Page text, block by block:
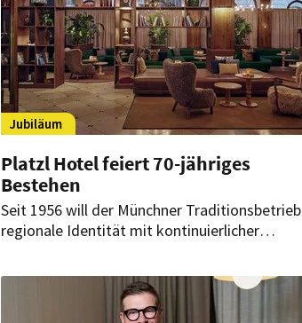
Jubiläum
Platzl Hotel feiert 70-jähriges
Bestehen
Seit 1956 will der Münchner Traditionsbetrieb
regionale Identität mit kontinuierlicher
Modernisierungen und der Ausbau des
gastronomischen Angebots prägen seine